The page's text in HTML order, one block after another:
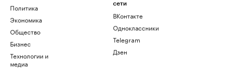
Политика
Экономика
Общество
Бизнес
Технологии и
медиа
сети
ВКонтакте
Одноклассники
Telegram
Дзен